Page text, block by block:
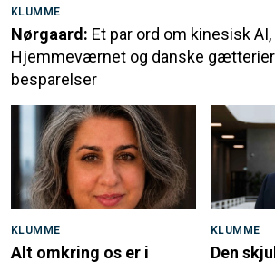
KLUMME
Nørgaard: Et par ord om kinesisk AI,
Hjemmeværnet og danske gætterier
besparelser
KLUMME
Alt omkring os er i
KLUMME
Den